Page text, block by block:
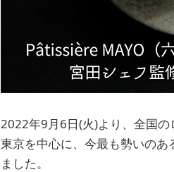
2022年9月6日(火)より、全国の
東京を中心に、今最も勢いの
ました。